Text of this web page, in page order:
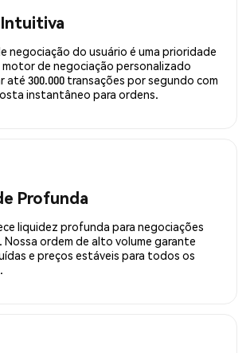
negociação do usuário é uma prioridade
motor de negociação personalizado
até 300.000 transações por segundo com
instantâneo para ordens.
Profunda
liquidez profunda para negociações
ordem de alto volume garante
e preços estáveis para todos os